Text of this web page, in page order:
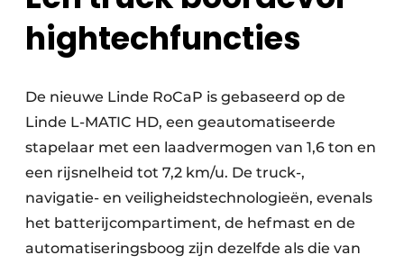
hightechfuncties
De nieuwe Linde RoCaP is gebaseerd op de
Linde L-MATIC HD, een geautomatiseerde
stapelaar met een laadvermogen van 1,6 ton en
een rijsnelheid tot 7,2 km/u. De truck-,
navigatie- en veiligheidstechnologieën, evenals
het batterijcompartiment, de hefmast en de
automatiseringsboog zijn dezelfde als die van